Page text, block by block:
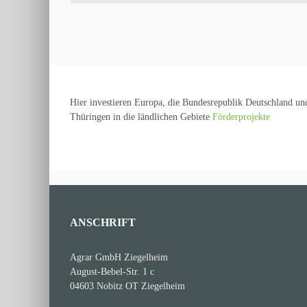
Hier investieren Europa, die Bundesrepublik Deutschland
Thüringen in die ländlichen Gebiete Förderprojekte
ANSCHRIFT
Agrar GmbH Ziegelheim
August-Bebel-Str. 1 c
04603 Nobitz OT Ziegelheim